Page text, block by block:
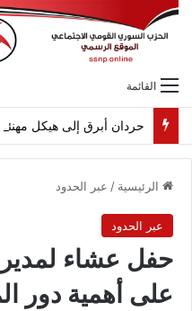
القائمة
حردان أبرق إلى هيكل مهنئاً
الرئيسية / عبر الحدود
عبر الحدود
حفل عشاء
على أهمية دور